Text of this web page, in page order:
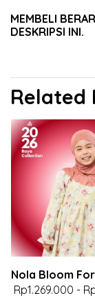
MEMBELI
DESKRIPSI INI.
Related
Nola Bloom
Rp1.269.000 -